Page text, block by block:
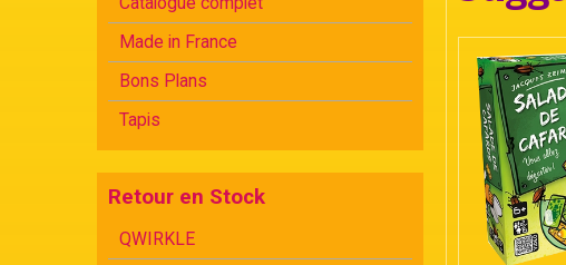
Made in France
Bons Plans
Tapis
Retour en Stock
QWIRKLE